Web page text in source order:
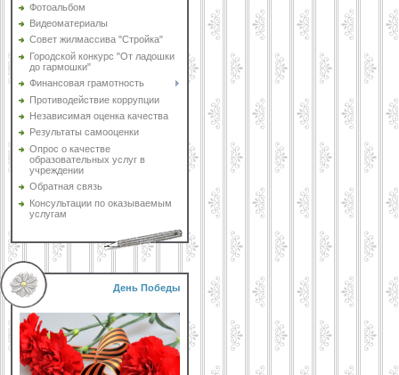
Фотоальбом
Видеоматериалы
Совет жилмассива "Стройка"
Городской конкурс "От ладошки
до гармошки"
Финансовая грамотность
Противодействие коррупции
Независимая оценка качества
Результаты самооценки
Опрос о качестве
образовательных услуг в
учреждении
Обратная связь
Консультации по оказываемым
услугам
День Победы